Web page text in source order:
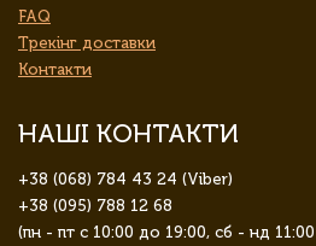
FAQ
Трекінг доставки
Контакти
НАШІ КОНТАКТИ
+38 (068) 784 43 24 (Viber)
+38 (095) 788 12 68
(пн - пт с 10:00 до 19:00, сб - нд